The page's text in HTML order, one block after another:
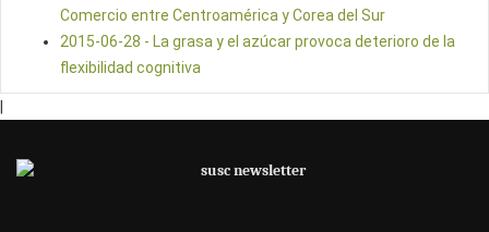
Comercio entre Centroamérica y Corea del Sur
2015-06-28 - La grasa y el azúcar provoca deterioro de la
flexibilidad cognitiva